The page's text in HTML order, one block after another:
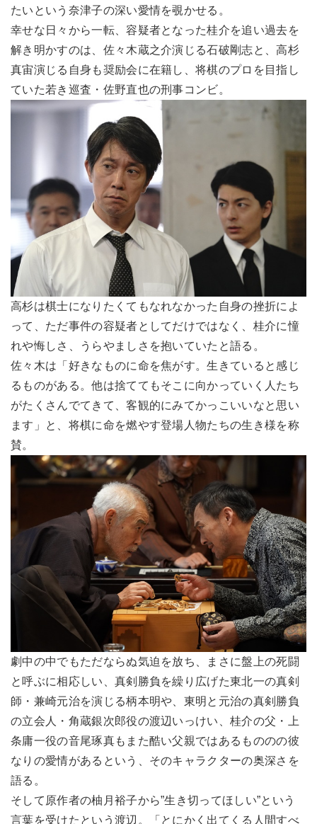
たいという奈津子の深い愛情を覗かせる。
幸せな日々から一転、容疑者となった桂介を追い過去を
解き明かすのは、佐々木蔵之介演じる石破剛志と、高杉
真宙演じる自身も奨励会に在籍し、将棋のプロを目指し
ていた若き巡査・佐野直也の刑事コンビ。
高杉は棋士になりたくてもなれなかった自身の挫折によ
って、ただ事件の容疑者としてだけではなく、桂介に憧
れや悔しさ、うらやましさを抱いていたと語る。
佐々木は「好きなものに命を焦がす。生きていると感じ
るものがある。他は捨ててもそこに向かっていく人たち
がたくさんでてきて、客観的にみてかっこいいなと思い
ます」と、将棋に命を燃やす登場人物たちの生き様を称
賛。
劇中の中でもただならぬ気迫を放ち、まさに盤上の死闘
と呼ぶに相応しい、真剣勝負を繰り広げた東北一の真剣
師・兼崎元治を演じる柄本明や、東明と元治の真剣勝負
の立会人・角蔵銀次郎役の渡辺いっけい、桂介の父・上
条庸一役の音尾琢真もまた酷い父親ではあるもののの彼
なりの愛情があるという、そのキャラクターの奥深さを
語る。
そして原作者の柚月裕子から”生き切ってほしい”という
言葉を受けたという渡辺。「とにかく出てくる人間すべ